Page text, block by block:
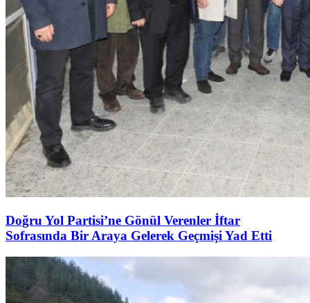
Doğru Yol Partisi’ne Gönül Verenler İftar
Sofrasında Bir Araya Gelerek Geçmişi Yad Etti